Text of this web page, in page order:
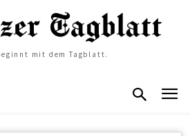
mit dem Tagblatt.